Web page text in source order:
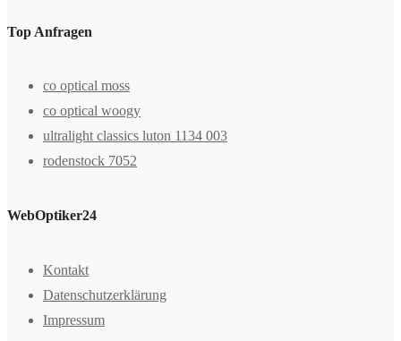
Top Anfragen
co optical moss
co optical woogy
ultralight classics luton 1134 003
rodenstock 7052
WebOptiker24
Kontakt
Datenschutzerklärung
Impressum